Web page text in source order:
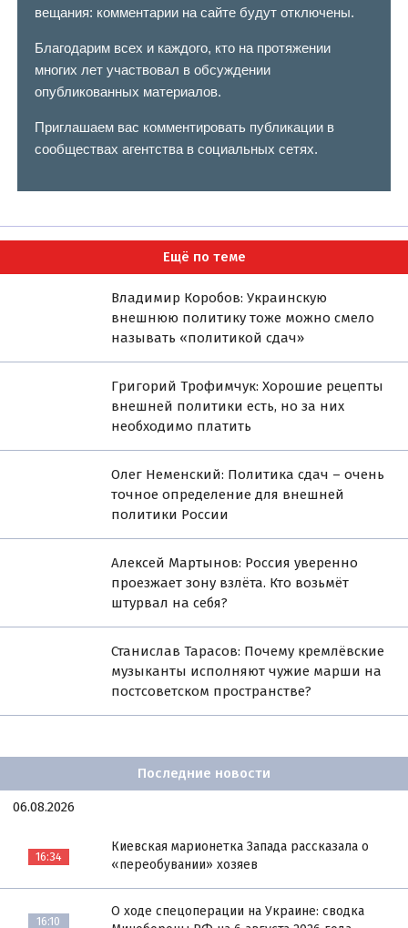
вещания: комментарии на сайте будут отключены.
Благодарим всех и каждого, кто на протяжении
многих лет участвовал в обсуждении
опубликованных материалов.
Приглашаем вас комментировать публикации в
сообществах агентства в социальных сетях.
Ещё по теме
Владимир Коробов: Украинскую
внешнюю политику тоже можно смело
называть «политикой сдач»
Григорий Трофимчук: Хорошие рецепты
внешней политики есть, но за них
необходимо платить
Олег Неменский: Политика сдач – очень
точное определение для внешней
политики России
Алексей Мартынов: Россия уверенно
проезжает зону взлёта. Кто возьмёт
штурвал на себя?
Станислав Тарасов: Почему кремлёвские
музыканты исполняют чужие марши на
постсоветском пространстве?
Последние новости
06.08.2026
16:34
Киевская марионетка Запада рассказала о
«переобувании» хозяев
16:10
О ходе спецоперации на Украине: сводка